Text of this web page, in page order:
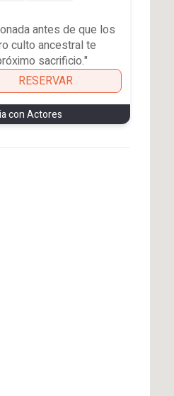
antes de que los
culto ancestral te
sacrificio."
RESERVAR
con Actores